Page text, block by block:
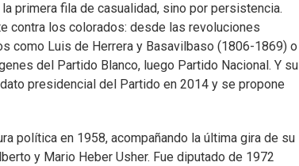
primera fila de casualidad, sino por persistencia.
contra los colorados: desde las revoluciones
como Luis de Herrera y Basavilbaso (1806-1869) o
del Partido Blanco, luego Partido Nacional. Y su
presidencial del Partido en 2014 y se propone
política en 1958, acompañando la última gira de su
y Mario Heber Usher. Fue diputado de 1972